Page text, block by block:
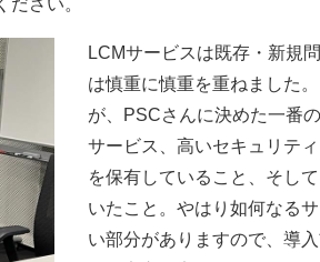
LCMサービスは既存・新規
は慎重に慎重を重ねました
が、PSCさんに決めた一番
サービス、高いセキュリテ
を保有していること、そし
いたこと。やはり如何なる
い部分がありますので、導